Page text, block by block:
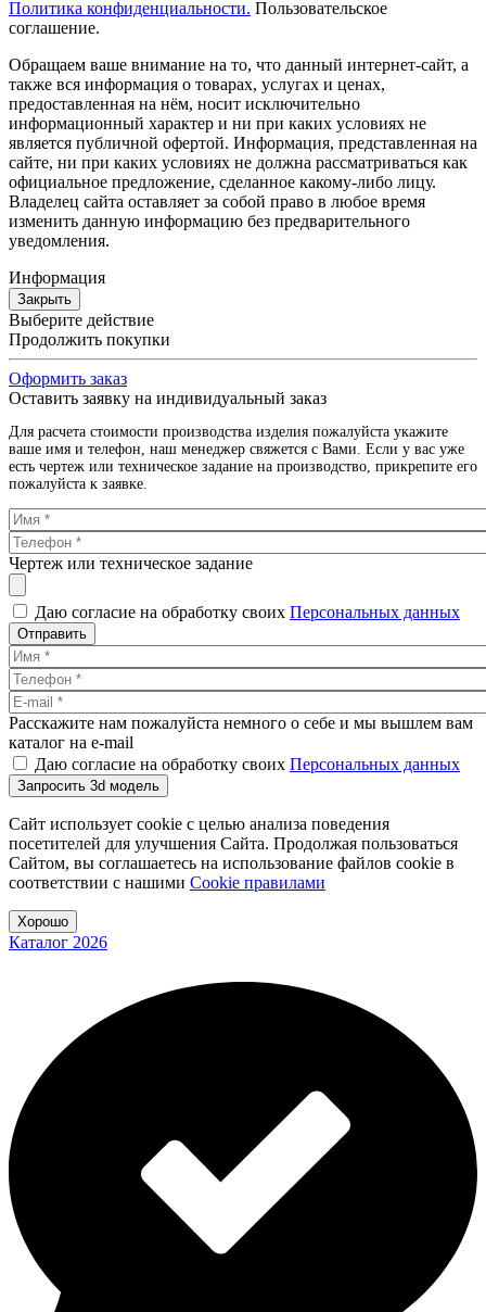
Политика конфиденциальности. Пользовательское
соглашение.
Обращаем ваше внимание на то, что данный интернет-сайт, а
также вся информация о товарах, услугах и ценах,
предоставленная на нём, носит исключительно
информационный характер и ни при каких условиях не
является публичной офертой. Информация, представленная на
сайте, ни при каких условиях не должна рассматриваться как
официальное предложение, сделанное какому-либо лицу.
Владелец сайта оставляет за собой право в любое время
изменить данную информацию без предварительного
уведомления.
Информация
Закрыть
Выберите действие
Продолжить покупки
Оформить заказ
Оставить заявку на индивидуальный заказ
Для расчета стоимости производства изделия пожалуйста укажите
ваше имя и телефон, наш менеджер свяжется с Вами. Если у вас уже
есть чертеж или техническое задание на производство, прикрепите его
пожалуйста к заявке.
Чертеж или техническое задание
Даю согласие на обработку своих Персональных данных
Отправить
Расскажите нам пожалуйста немного о себе и мы вышлем вам
каталог на e-mail
Даю согласие на обработку своих Персональных данных
Запросить 3d модель
Сайт использует cookie с целью анализа поведения
посетителей для улучшения Сайта. Продолжая пользоваться
Сайтом, вы соглашаетесь на использование файлов cookie в
соответствии с нашими Cookiе правилами
Хорошо
Каталог 2026